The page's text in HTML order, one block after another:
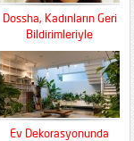
Dossha, Kadınların Geri
Bildirimleriyle
Şekilleniyor
Ev Dekorasyonunda